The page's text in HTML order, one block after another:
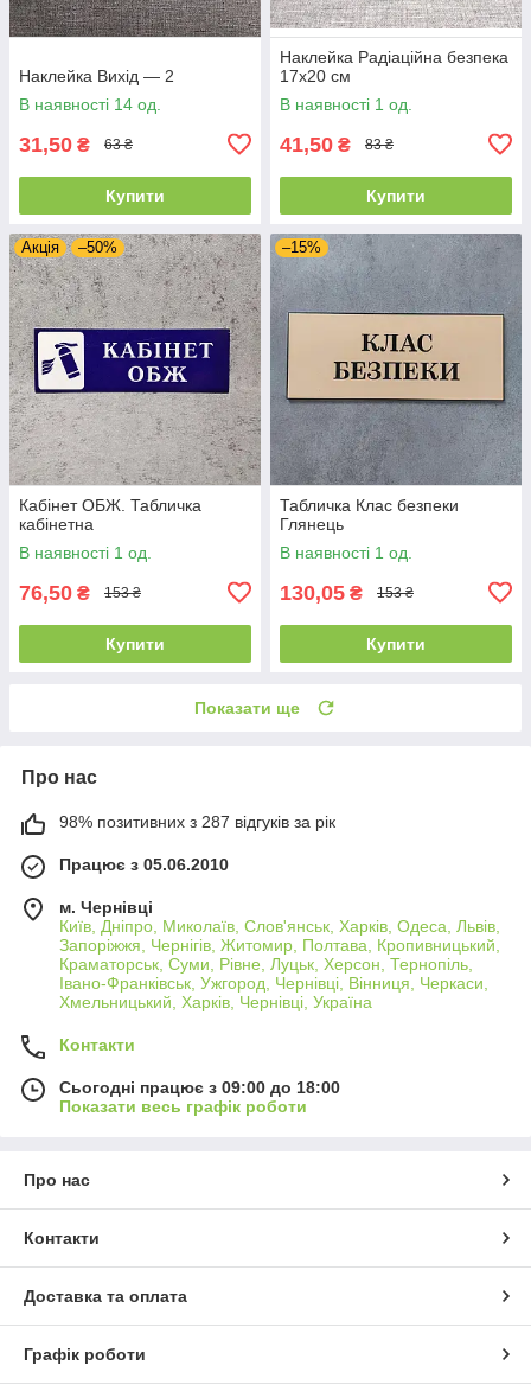
Наклейка Вихід — 2
В наявності 14 од.
31,50 ₴ 63 ₴
Купити
Наклейка Радіаційна безпека
17х20 см
В наявності 1 од.
41,50 ₴ 83 ₴
Купити
Акція –50%
Кабінет ОБЖ. Табличка
кабінетна
В наявності 1 од.
76,50 ₴ 153 ₴
Купити
–15%
Табличка Клас безпеки
Глянець
В наявності 1 од.
130,05 ₴ 153 ₴
Купити
Показати ще
Про нас
98% позитивних з 287 відгуків за рік
Працює з 05.06.2010
м. Чернівці
Київ, Дніпро, Миколаїв, Слов'янськ, Харків, Одеса, Львів,
Запоріжжя, Чернігів, Житомир, Полтава, Кропивницький,
Краматорськ, Суми, Рівне, Луцьк, Херсон, Тернопіль,
Івано-Франківськ, Ужгород, Чернівці, Вінниця, Черкаси,
Хмельницький, Харків, Чернівці, Україна
Контакти
Сьогодні працює з 09:00 до 18:00
Показати весь графік роботи
Про нас
Контакти
Доставка та оплата
Графік роботи